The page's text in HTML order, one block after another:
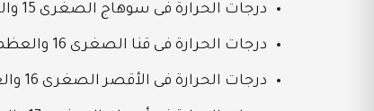
درجات الحرارة فى سوهاج الصغرى 15 والعظمى 29
درجات الحرارة فى قنا الصغرى 16 والعظمى 31
درجات الحرارة فى الأقصر الصغرى 16 والعظمى 31